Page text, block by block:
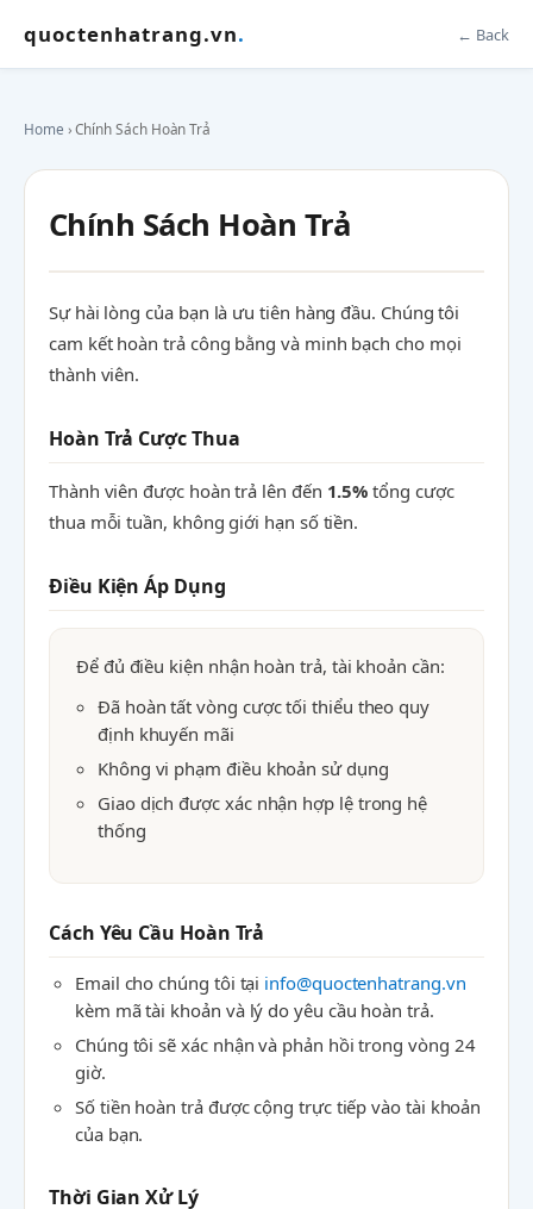
quoctenhatrang.vn. ← Back
Home › Chính Sách Hoàn Trả
Chính Sách Hoàn Trả
Sự hài lòng của bạn là ưu tiên hàng đầu. Chúng tôi
cam kết hoàn trả công bằng và minh bạch cho mọi
thành viên.
Hoàn Trả Cược Thua
Thành viên được hoàn trả lên đến 1.5% tổng cược
thua mỗi tuần, không giới hạn số tiền.
Điều Kiện Áp Dụng
Để đủ điều kiện nhận hoàn trả, tài khoản cần:
Đã hoàn tất vòng cược tối thiểu theo quy
định khuyến mãi
Không vi phạm điều khoản sử dụng
Giao dịch được xác nhận hợp lệ trong hệ
thống
Cách Yêu Cầu Hoàn Trả
Email cho chúng tôi tại info@quoctenhatrang.vn
kèm mã tài khoản và lý do yêu cầu hoàn trả.
Chúng tôi sẽ xác nhận và phản hồi trong vòng 24
giờ.
Số tiền hoàn trả được cộng trực tiếp vào tài khoản
của bạn.
Thời Gian Xử Lý